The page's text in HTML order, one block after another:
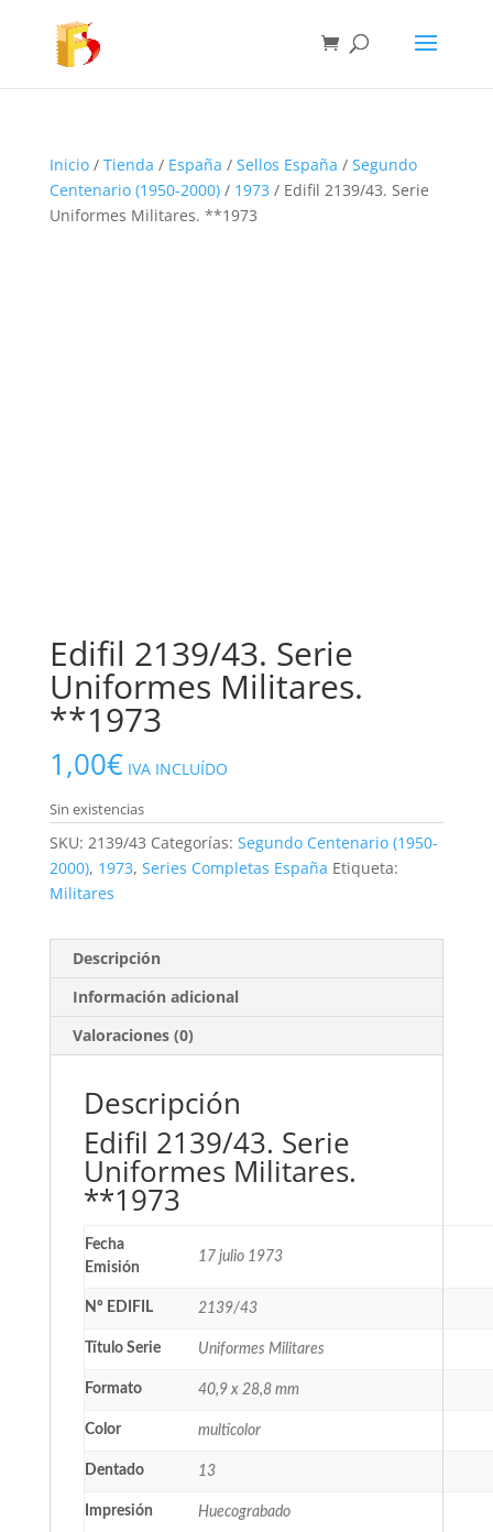
Inicio/ Tienda / España / Sellos España / Segundo
Centenario (1950-2000)/ 1973 / Edifil 2139/43. Serie
Uniformes Militares. **1973
Edifil 2139/43. Serie
Uniformes Militares.
**1973
1,00€ IVA INCLUÍDO
Sin existencias
SKU: 2139/43 Categorías: Segundo Centenario (1950-
2000), 1973, Series Completas España Etiqueta:
Militares
Descripción
Información adicional
Valoraciones (0)
Descripción
Edifil 2139/43. Serie
Uniformes Militares.
**1973
Fecha
Emisión
17 julio 1973
Nº EDIFIL 2139/43
Título Serie Uniformes Militares
Formato 40,9 x 28,8 mm
Color multicolor
Dentado 13
Impresión Huecograbado